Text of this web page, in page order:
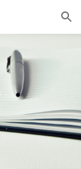
Skip to navigation